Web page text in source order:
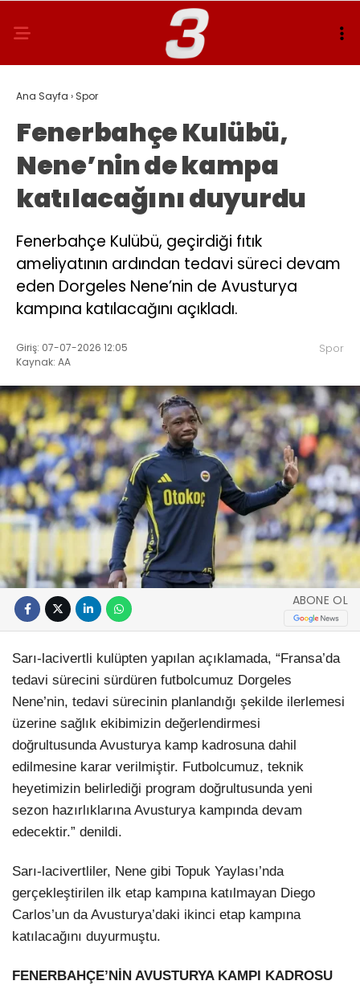
Ana Sayfa › Spor
Fenerbahçe Kulübü,
Nene’nin de kampa
katılacağını duyurdu
Fenerbahçe Kulübü, geçirdiği fıtık
ameliyatının ardından tedavi süreci devam
eden Dorgeles Nene’nin de Avusturya
kampına katılacağını açıkladı.
Giriş: 07-07-2026 12:05
Kaynak: AA
Spor
ABONE OL
Sarı-lacivertli kulüpten yapılan açıklamada, “Fransa’da
tedavi sürecini sürdüren futbolcumuz Dorgeles
Nene’nin, tedavi sürecinin planlandığı şekilde ilerlemesi
üzerine sağlık ekibimizin değerlendirmesi
doğrultusunda Avusturya kamp kadrosuna dahil
edilmesine karar verilmiştir. Futbolcumuz, teknik
heyetimizin belirlediği program doğrultusunda yeni
sezon hazırlıklarına Avusturya kampında devam
edecektir.” denildi.
Sarı-lacivertliler, Nene gibi Topuk Yaylası’nda
gerçekleştirilen ilk etap kampına katılmayan Diego
Carlos’un da Avusturya’daki ikinci etap kampına
katılacağını duyurmuştu.
FENERBAHÇE’NİN AVUSTURYA KAMPI KADROSU